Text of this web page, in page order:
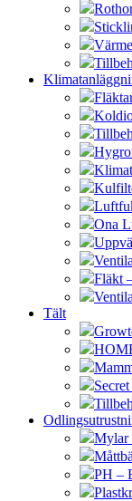
Ona
Fläkt
Tält
Mylar
PH –